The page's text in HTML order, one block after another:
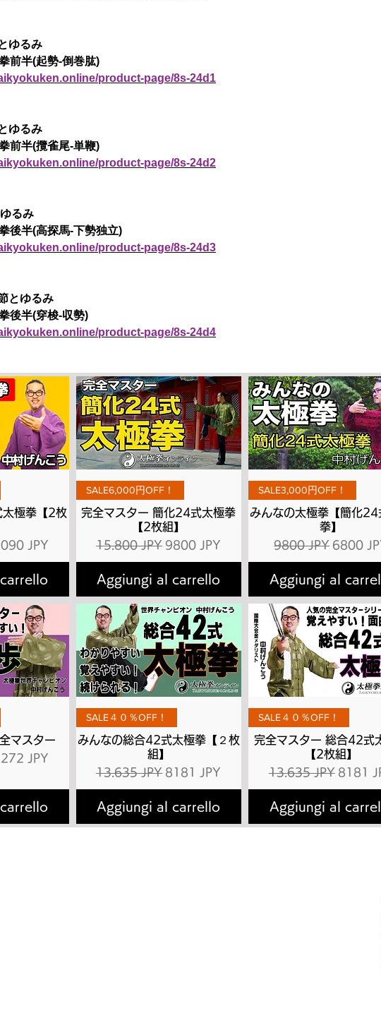
ゆるみ
前半(起勢-倒巻肱)
product-page/8s-24d1
ゆるみ
前半(攬雀尾-単鞭)
product-page/8s-24d2
るみ
後半(高探馬-下勢独立)
product-page/8s-24d3
とゆるみ
後半(穿梭-収勢)
product-page/8s-24d4
極拳【2枚
scontato
JPY
Vista rapida
SALE6,000円OFF！
完全マスター 簡化24式太極拳
【2枚組】
Prezzo regolare
15.800 JPY Prezzo scontato
9800 JPY
Aggiungi al carrello
Vista rapida
SALE3,000円OFF！
みんなの太極拳【簡化24
拳】
Prezzo regolare
9800 JPY Prezzo
6800
Aggiungi al
マスター
scontato
JPY
Vista rapida
SALE４０％OFF！
みんなの総合42式太極拳【２枚
組】
Prezzo regolare
13.635 JPY Prezzo scontato
8181 JPY
Aggiungi al carrello
Vista rapida
SALE４０％OFF！
完全マスター 総合42式
【2枚組】
Prezzo regolare
13.635 JPY Prezzo
8181
Aggiungi al